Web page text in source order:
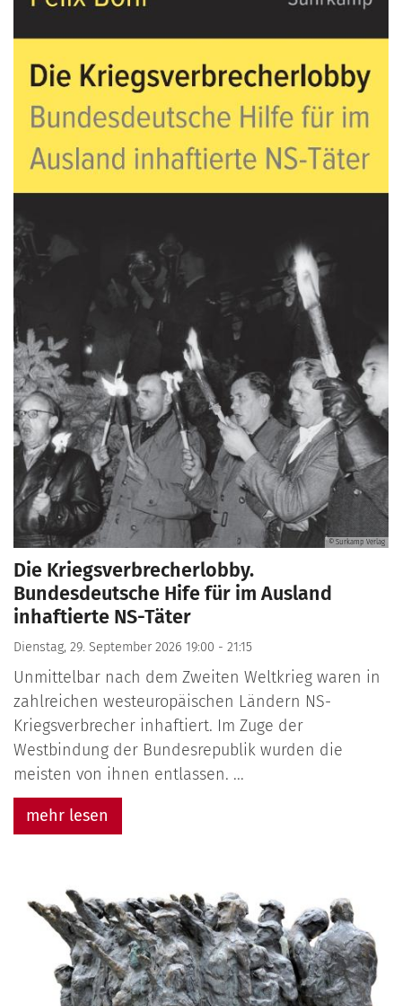
© Surkamp Verlag
Die Kriegsverbrecherlobby.
Bundesdeutsche Hife für im Ausland
inhaftierte NS-Täter
Dienstag, 29. September 2026 19:00 - 21:15
Unmittelbar nach dem Zweiten Weltkrieg waren in
zahlreichen westeuropäischen Ländern NS-
Kriegsverbrecher inhaftiert. Im Zuge der
Westbindung der Bundesrepublik wurden die
meisten von ihnen entlassen. ...
mehr lesen